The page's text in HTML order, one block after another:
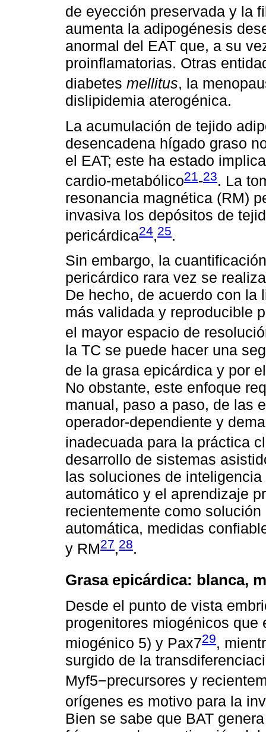
de eyección preservada y la
aumenta la adipogénesis
anormal del EAT que, a su
proinflamatorias. Otras
diabetes mellitus, la
dislipidemia aterogénica.
La acumulación de tejido
desencadena hígado graso
el EAT; este ha estado
cardio-metabólico21-23. La
resonancia magnética (RM)
invasiva los depósitos de
pericárdica24,25.
Sin embargo, la
pericárdico rara vez se
De hecho, de acuerdo con la
más validada y reproducible
el mayor espacio de
la TC se puede hacer una
de la grasa epicárdica y por
No obstante, este enfoque
manual, paso a paso, de las
operador-dependiente y
inadecuada para la práctica
desarrollo de sistemas
las soluciones de
automático y el aprendizaje
recientemente como
automática, medidas
y RM27,28.
Grasa epicárdica: blanca,
Desde el punto de vista
progenitores miogénicos
miogénico 5) y Pax729,
surgido de la
Myf5−precursores y
orígenes es motivo para la
Bien se sabe que BAT